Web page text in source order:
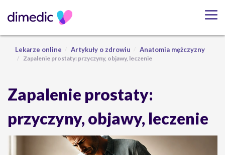
Lekarze online Artykuły o zdrowiu Anatomia mężczyzny
Zapalenie prostaty: przyczyny, objawy, leczenie
Zapalenie prostaty:
przyczyny, objawy, leczenie